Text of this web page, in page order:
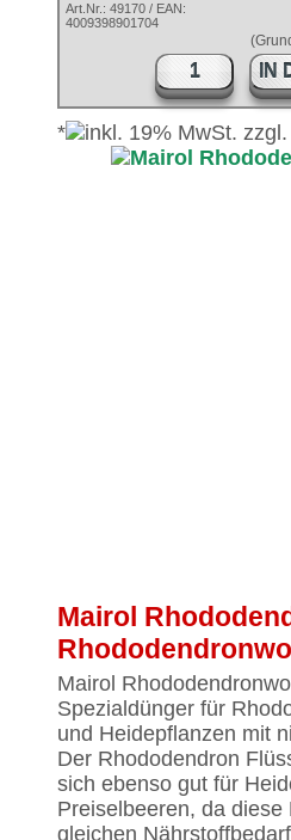
Art.Nr.: 49170 / EAN:
4009398901704
IN
*
Mairol
Mairol
Spezialdünger für
und Heidepflanzen mit
Der Rhododendron
sich ebenso gut für
Preiselbeeren, da diese
gleichen